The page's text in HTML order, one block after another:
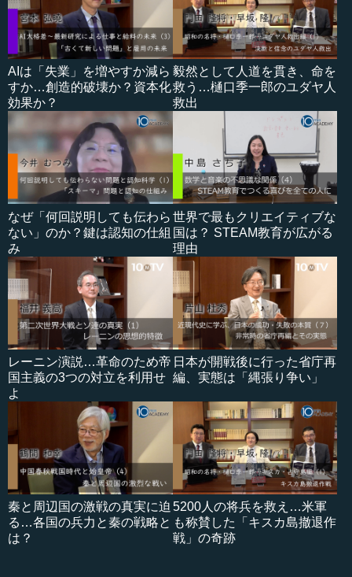
AIは「失業」を増やすか減ら
すか…創造的破壊か？資本化
効果か？
毅然として人道を貫き、命を
救う…樋口季一郎のユダヤ人
救出
なぜ「何回説明しても伝わら
ない」のか？鍵は認知の仕組
み
世界で最もクリエイティブな
国は？ STEAM教育が広がる
理由
レーニン演説…革命のため帝
国主義の3つの対立を利用せ
よ
日本が開戦後に行った省庁再
編、実態は「縄張り争い」
秦と周辺国の激戦の真実に迫
る…各国の兵力と秦の戦略と
は？
5200人の将兵を救え…米軍
も称賛した「キスカ島撤退作
戦」の奇跡